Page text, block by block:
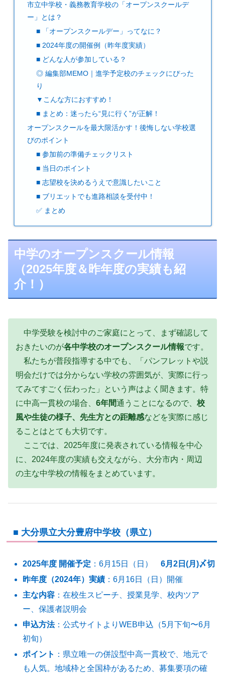
市立中学校・義務教育学校の「オープンスクールデ
ー」とは？
■ 「オープンスクールデー」ってなに？
■ 2024年度の開催例（昨年度実績）
■ どんな人が参加している？
◎ 編集部MEMO｜進学予定校のチェックにぴった
り
▼こんな方におすすめ！
■ まとめ：迷ったら“見に行く”が正解！
オープンスクールを最大限活かす！後悔しない学校選
びのポイント
■ 参加前の準備チェックリスト
■ 当日のポイント
■ 志望校を決めるうえで意識したいこと
■ ブリエットでも進路相談を受付中！
✅ まとめ
中学のオープンスクール情報
（2025年度＆昨年度の実績も紹
介！）
中学受験を検討中のご家庭にとって、まず確認して
おきたいのが各中学校のオープンスクール情報です。
私たちが普段指導する中でも、「パンフレットや説
明会だけでは分からない学校の雰囲気が、実際に行っ
てみてすごく伝わった」という声はよく聞きます。特
に中高一貫校の場合、 6年間通うことになるので、 校
風や生徒の様子、先生方との距離感などを実際に感じ
ることはとても大切です。
ここでは、2025年度に発表されている情報を中心
に、2024年度の実績も交えながら、大分市内・周辺
の主な中学校の情報をまとめています。
■ 大分県立大分豊府中学校（県立）
2025年度 開催予定 ：6月15日（日）6月2日(月)〆切
昨年度（2024年）実績 ：6月16日（日）開催
主な内容 ：在校生スピーチ、授業見学、校内ツア
ー、保護者説明会
申込方法：公式サイトよりWEB申込（5月下旬〜6月
初旬）
ポイント ：県立唯一の併設型中高一貫校で、地元で
も人気。地域枠と全国枠があるため、募集要項の確